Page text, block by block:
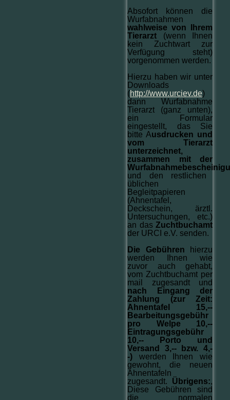
Absofort können die
Wurfabnahmen
wahlweise von Ihrem
Tierarzt (wenn Ihnen
kein Zuchtwart zur
Verfügung steht)
vorgenommen werden.
Hierzu haben wir unter
Downloads
(http://www.urciev.de)
dann Wurfabnahme
Tierarzt (ganz unten),
ein Formular
eingestellt, das Sie
bitte Ausdrucken und
vom Tierarzt
unterzeichnet,
zusammen mit der
und den restlichen
üblichen
Begleitpapieren
(Ahnentafel,
Deckschein, ärztl.
Untersuchungen, etc.)
an dasZuchtbuchamt
der URCI e.V. senden.
Die Gebühren hierzu
werden Ihnen wie
zuvor auch gehabt,
vom Zuchtbuchamt per
mail zugesandt und
nach Eingang der
Zahlung
(zur Zeit:
Ahnentafel 15,--
Bearbeitungsgebühr
pro Welpe 10,--
Eintragungsgebühr
10,-- Porto und
Versand 3,-- bzw. 4,-
-) werden Ihnen wie
gewohnt, die neuen
Ahnentafeln
zugesandt. Übrigens:,
Diese Gebühren sind
die normalen